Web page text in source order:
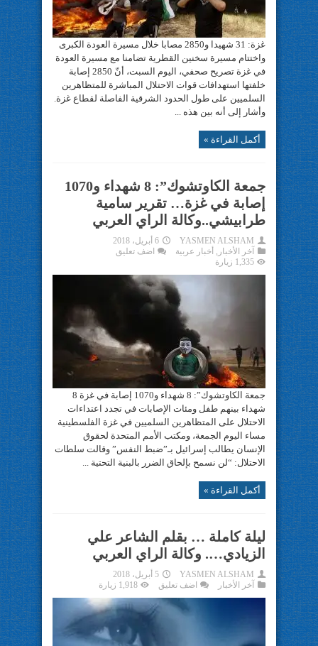
غزة: 31 شهيدا و2850 مصابا خلال مسيرة العودة الكبرى
واختتام مسيرة سخنين القطرية تضامنا مع مسيرة العودة
في غزة تصريح صحفي، اليوم السبت، أنّ 2850 إصابة
خلفتها استهدافات قوات الاحتلال المباشرة للمتظاهرين
السلميين على طول الحدود الشرقية الفاصلة لقطاع غزة.
وأشار إلى أنه بين هذه ...
أكمل القراءة »
جمعة الكاوتشوك”: 8 شهداء و1070
إصابة في غزة… تقرير سامية
طرابيشي..وكالة الراي العربي
YASMEN ALSHAM
6 أبريل، 2018
آخر الأخبار , أخبار عربية
اضف تعليق
1,335 زيارة
جمعة الكاوتشوك”: 8 شهداء و1070 إصابة في غزة 8
شهداء بينهم طفل ومئات الإصابات في تجدد اعتداءات
الاحتلال على المتظاهرين السلميين في غزة الفلسطينية
مساء اليوم الجمعة، ومكتب الأمم المتحدة لحقوق
الإنسان يطالب إسرائيل بـ”ضبط النفس” وقالت سلطات
الاحتلال: “لن نسمح بإلحاق الضرر بالبنية التحتية ...
أكمل القراءة »
ليلة كاملة … بقلم الشاعر علي
الزيادي…. وكالة الراي العربي
YASMEN ALSHAM
5 أبريل، 2018
آخر الأخبار
اضف تعليق 1,918 زيارة